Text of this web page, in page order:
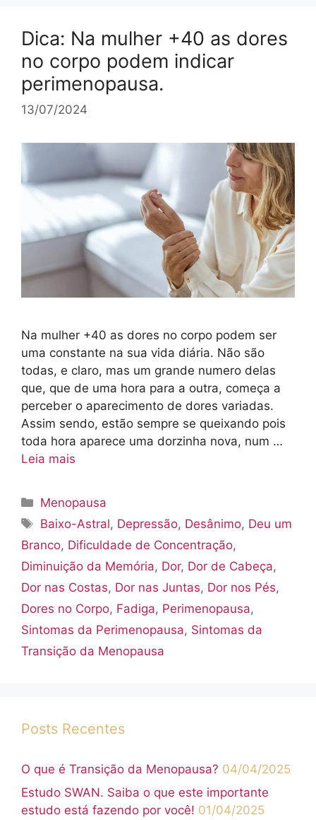
Dica: Na mulher +40 as dores
no corpo podem indicar
perimenopausa.
13/07/2024
Na mulher +40 as dores no corpo podem ser
uma constante na sua vida diária. Não são
todas, e claro, mas um grande numero delas
que, que de uma hora para a outra, começa a
perceber o aparecimento de dores variadas.
Assim sendo, estão sempre se queixando pois
toda hora aparece uma dorzinha nova, num …
Leia mais
Categorias
Menopausa
Tags
Baixo-Astral, Depressão, Desânimo, Deu um
Branco, Dificuldade de Concentração,
Diminuição da Memória, Dor, Dor de Cabeça,
Dor nas Costas, Dor nas Juntas, Dor nos Pés,
Dores no Corpo, Fadiga, Perimenopausa,
Sintomas da Perimenopausa, Sintomas da
Transição da Menopausa
Posts Recentes
O que é Transição da Menopausa? 04/04/2025
Estudo SWAN. Saiba o que este importante
estudo está fazendo por você! 01/04/2025